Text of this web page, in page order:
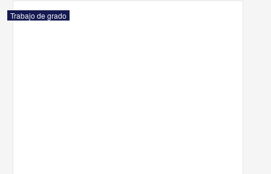
Trabajo de grado